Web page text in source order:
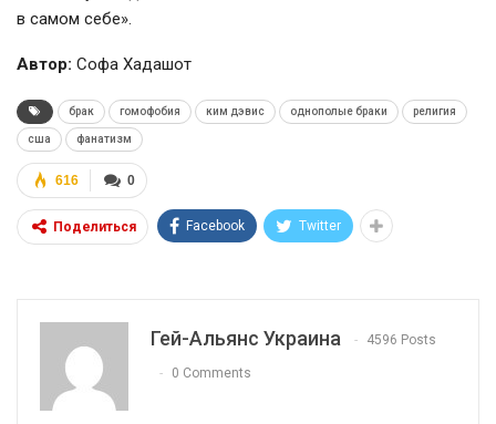
в самом себе».
Автор: Софа Хадашот
брак гомофобия ким дэвис однополые браки религия
сша фанатизм
0
616
Поделиться Facebook Twitter
Гей-Альянс Украина 4596 Posts
0 Comments